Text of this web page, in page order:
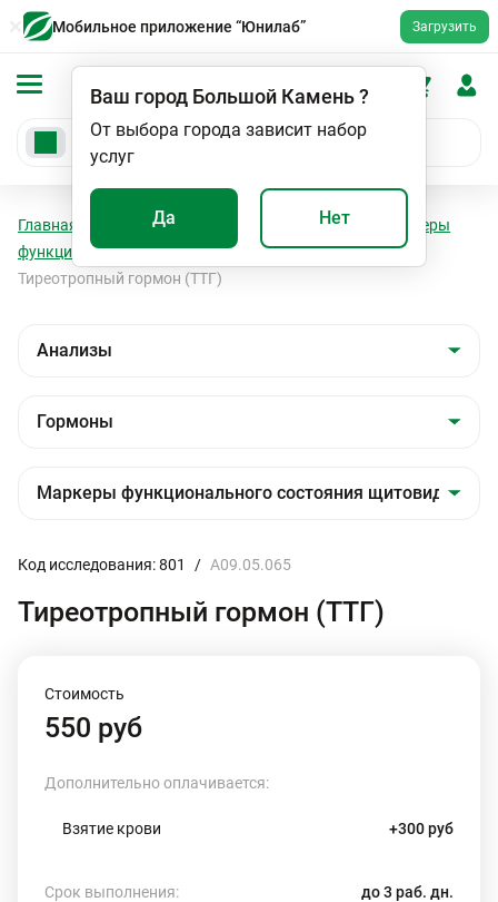
Мобильное приложение “Юнилаб” Загрузить
Ваш город Большой Камень?
От выбора города зависит набор
услуг
Да Нет
Главная Анализы Гормоны
Маркеры
функционального состояния щитовидной железы
Тиреотропный гормон (ТТГ)
Код исследования: 801 / A09.05.065
Тиреотропный гормон (ТТГ)
Стоимость
550 руб
Дополнительно оплачивается:
Взятие крови +300 руб
Срок выполнения: до 3 раб. дн.